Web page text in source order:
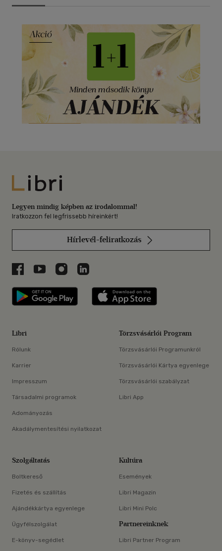
Libri
Legyen mindig képben az irodalommal!
Iratkozzon fel legfrissebb híreinkért!
Hírlevél-feliratkozás
Libri a Facebookon
Libri a Youtube-on
Libri az Instagramon
Libri a LinkedInen
Libri applikáció Szerezd meg: Google
Libri
Rólunk
Karrier
Impresszum
Társadalmi programok
Adományozás
Akadálymentesítési nyilatkozat
Törzsvásárlói Program
Törzsvásárlói Programunkról
Törzsvásárlói Kártya egyenlege
Törzsvásárlói szabályzat
Libri App
Szolgáltatás
Boltkereső
Fizetés és szállítás
Ajándékkártya egyenlege
Ügyfélszolgálat
E-könyv-segédlet
Kultúra
Események
Libri Magazin
Libri Mini Polc
Partnereinknek
Libri Partner Program